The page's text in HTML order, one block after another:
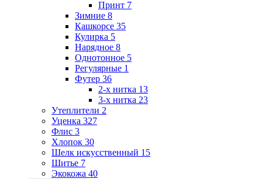
Принт 7
Зимние 8
Кашкорсе 35
Кулирка 5
Нарядное 8
Однотонное 5
Регулярные 1
Футер 36
2-х нитка 13
3-х нитка 23
Утеплители 2
Уценка 327
Флис 3
Хлопок 30
Шелк искусственный 15
Шитье 7
Экокожа 40